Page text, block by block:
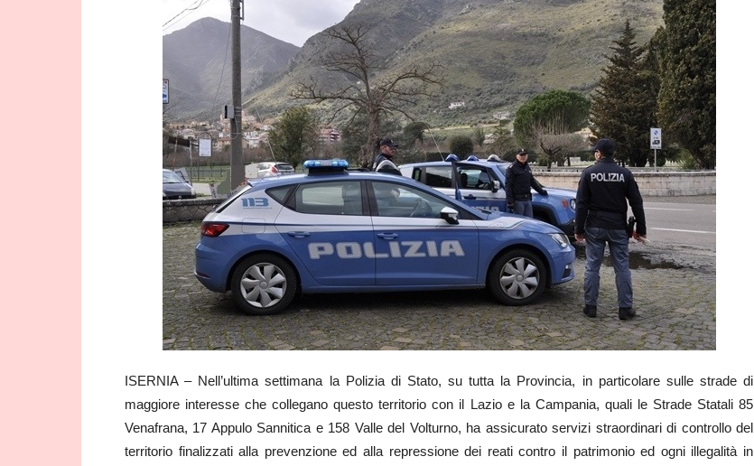
ISERNIA – Nell’ultima settimana la Polizia di Stato, su tutta la Provincia, in particolare sulle strade di
maggiore interesse che collegano questo territorio con il Lazio e la Campania, quali le Strade Statali 85
Venafrana, 17 Appulo Sannitica e 158 Valle del Volturno, ha assicurato servizi straordinari di controllo del
territorio finalizzati alla prevenzione ed alla repressione dei reati contro il patrimonio ed ogni illegalità in